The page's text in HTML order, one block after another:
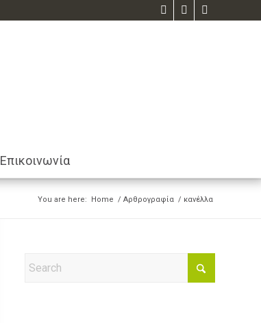
Επικοινωνία
You are here: Home / Αρθρογραφία / κανέλλα